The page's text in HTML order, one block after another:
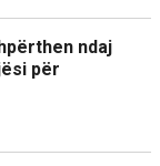
ndaj
për